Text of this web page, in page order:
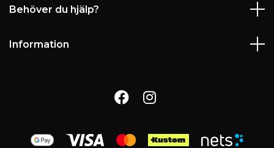
Behöver du hjälp?
Information